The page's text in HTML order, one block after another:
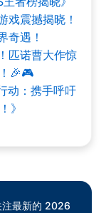
戏震撼揭晓！
奇遇！
匹诺曹大作惊
🎉🎮
动：携手呼吁
》
注最新的 2026